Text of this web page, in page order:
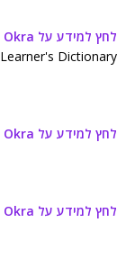
לחץ למידע על Okra
Learner's Dictionary).
לחץ למידע על Okra
לחץ למידע על Okra